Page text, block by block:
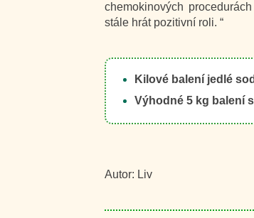
chemokinových
stále hrát pozitivní roli. “
Kilové balení jedlé
Výhodné 5 kg balení
Autor: Liv